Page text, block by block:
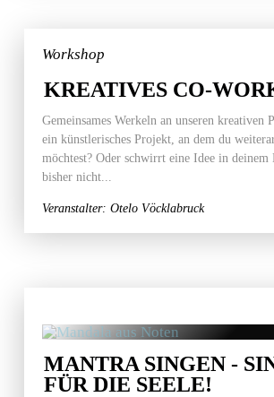
Workshop
KREATIVES CO-
Gemeinsames Werkeln an unseren kreativen
ein künstlerisches Projekt, an dem du
möchtest? Oder schwirrt eine Idee in
bisher nicht...
Veranstalter: Otelo Vöcklabruck
MANTRA SINGEN -
FÜR DIE SEELE!